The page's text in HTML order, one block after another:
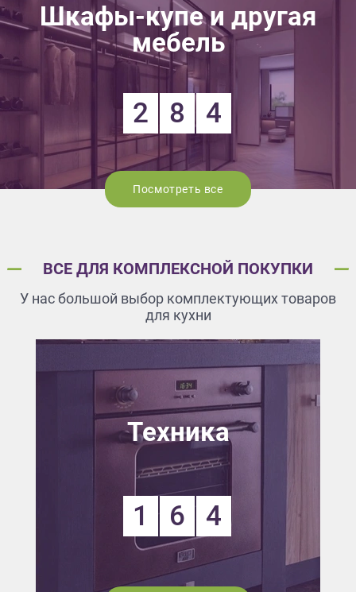
Шкафы-купе и другая
мебель
2 8 4
Посмотреть все
ВСЕ ДЛЯ КОМПЛЕКСНОЙ ПОКУПКИ
У нас большой выбор комплектующих товаров
для кухни
Техника
1 6 4